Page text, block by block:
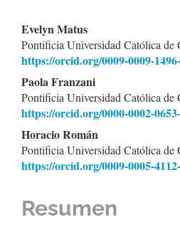
Contenido
principal
del
artículo
Evelyn Matus
Pontificia Universidad Católica de
https://orcid.org/0009-0009-
Paola Franzani
Pontificia Universidad Católica de
https://orcid.org/0000-0002-
Horacio Román
Pontificia Universidad Católica de
https://orcid.org/0009-0005-
Resumen